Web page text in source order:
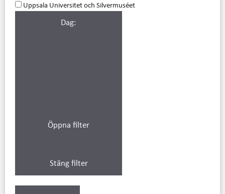
Uppsala Universitet och Silvermuséet
Dag:
Öppna filter
Stäng filter